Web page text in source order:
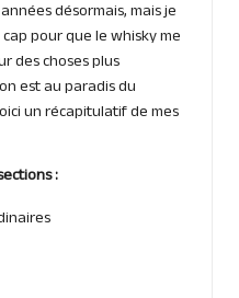
désormais, mais je
pour que le whisky me
des choses plus
est au paradis du
un récapitulatif de mes
: